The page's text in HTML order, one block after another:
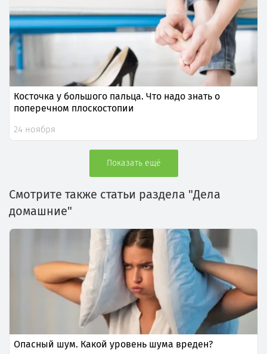
Косточка у большого пальца. Что надо знать о
поперечном плоскостопии
24 ноября
Показать ещё
Смотрите также статьи раздела "Дела
домашние"
Опасный шум. Какой уровень шума вреден?